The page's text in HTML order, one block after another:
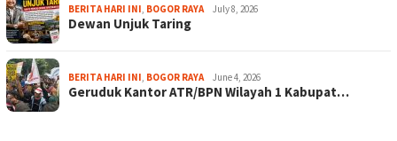
BERITA HARI INI, BOGOR RAYA July 8, 2026
Dewan Unjuk Taring
BERITA HARI INI, BOGOR RAYA June 4, 2026
Geruduk Kantor ATR/BPN Wilayah 1 Kabupat…